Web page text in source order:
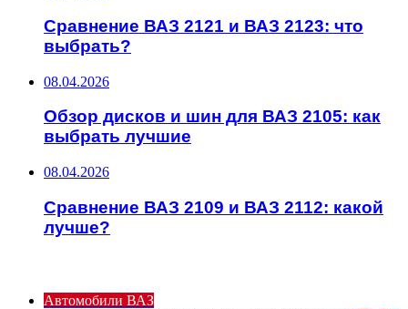
Сравнение ВАЗ 2121 и ВАЗ 2123: что
выбрать?
08.04.2026
Обзор дисков и шин для ВАЗ 2105: как
выбрать лучшие
08.04.2026
Сравнение ВАЗ 2109 и ВАЗ 2112: какой
лучше?
Автомобили ВАЗ